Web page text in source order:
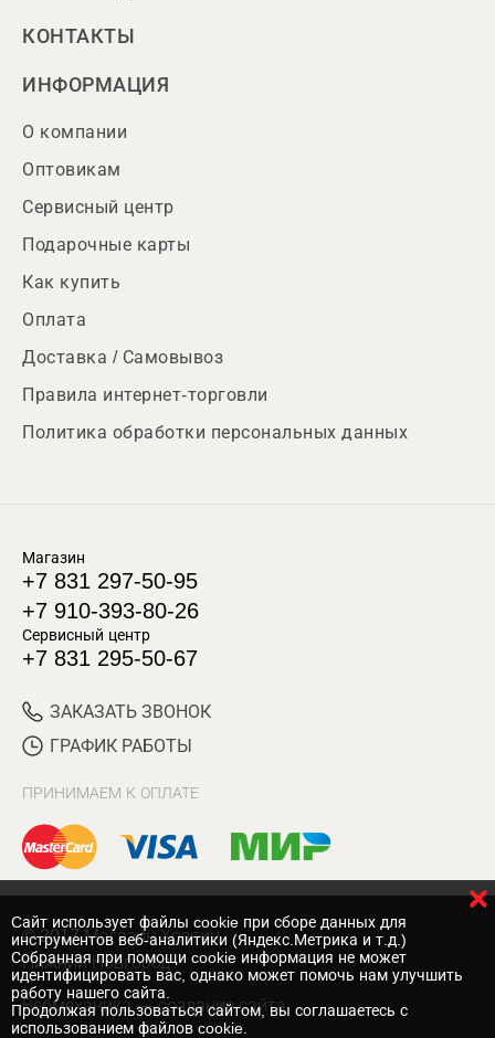
КОНТАКТЫ
ИНФОРМАЦИЯ
О компании
Оптовикам
Сервисный центр
Подарочные карты
Как купить
Оплата
Доставка / Самовывоз
Правила интернет-торговли
Политика обработки персональных данных
Магазин
+7 831 297-50-95
+7 910-393-80-26
Сервисный центр
+7 831 295-50-67
ЗАКАЗАТЬ ЗВОНОК
ГРАФИК РАБОТЫ
ПРИНИМАЕМ К ОПЛАТЕ
© 2017 Магазин Хозяин
Нижний Новгород
Вебмеханика — создание сайта
Cайт использует файлы cookie при сборе данных для
инструментов веб-аналитики (Яндекс.Метрика и т.д.)
Собранная при помощи cookie информация не может
идентифицировать вас, однако может помочь нам улучшить
работу нашего сайта.
Продолжая пользоваться сайтом, вы соглашаетесь с
использованием файлов cookie.